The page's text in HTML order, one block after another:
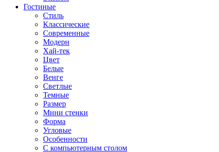
Гостиные
Стиль
Классические
Современные
Модерн
Хай-тек
Цвет
Белые
Венге
Светлые
Темные
Размер
Мини стенки
Форма
Угловые
Особенности
С компьютерным столом